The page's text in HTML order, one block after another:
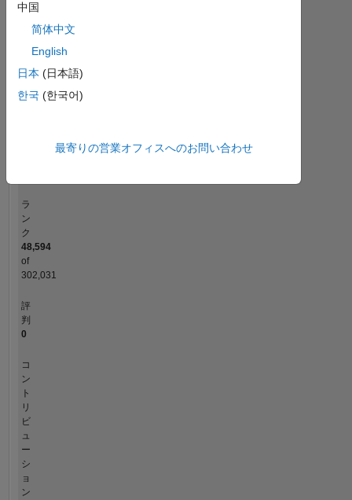
コントリビューション
タイムライン
ラ
ン
ク
48,594
of
302,031
評
判
0
コ
ン
ト
リ
ビ
ュ
ー
シ
ョ
ン
中国
简体中文
English
日本 (日本語)
한국 (한국어)
最寄りの営業オフィスへのお問い合わせ